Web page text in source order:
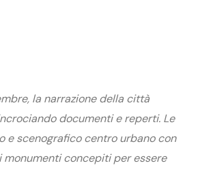
la narrazione della città
documenti e reperti. Le
e scenografico centro urbano con
concepiti per essere